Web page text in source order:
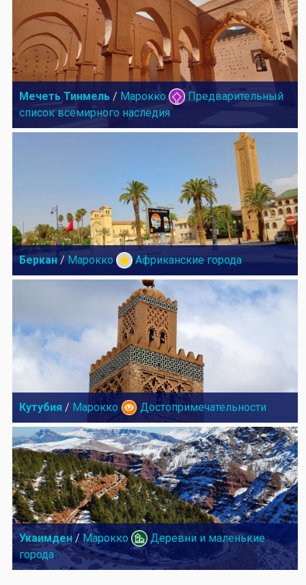
Мечеть Тинмель / Марокко
Предварительный
список всемирного наследия
Беркан / Марокко Африканские города
Кутубия / Марокко Достопримечательности
Укаимден/ Марокко
Деревни и маленькие
города